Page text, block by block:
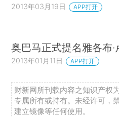
2013年03月19日 APP打开
奥巴马正式提名雅各布
2013年01月11日 APP打开
财新网所刊载内容之知识产权
专属所有或持有。未经许可，
建立镜像等任何使用。